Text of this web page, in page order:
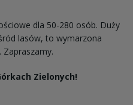
dla 50-280 osób. Duży
lasów, to wymarzona
Zielonych!